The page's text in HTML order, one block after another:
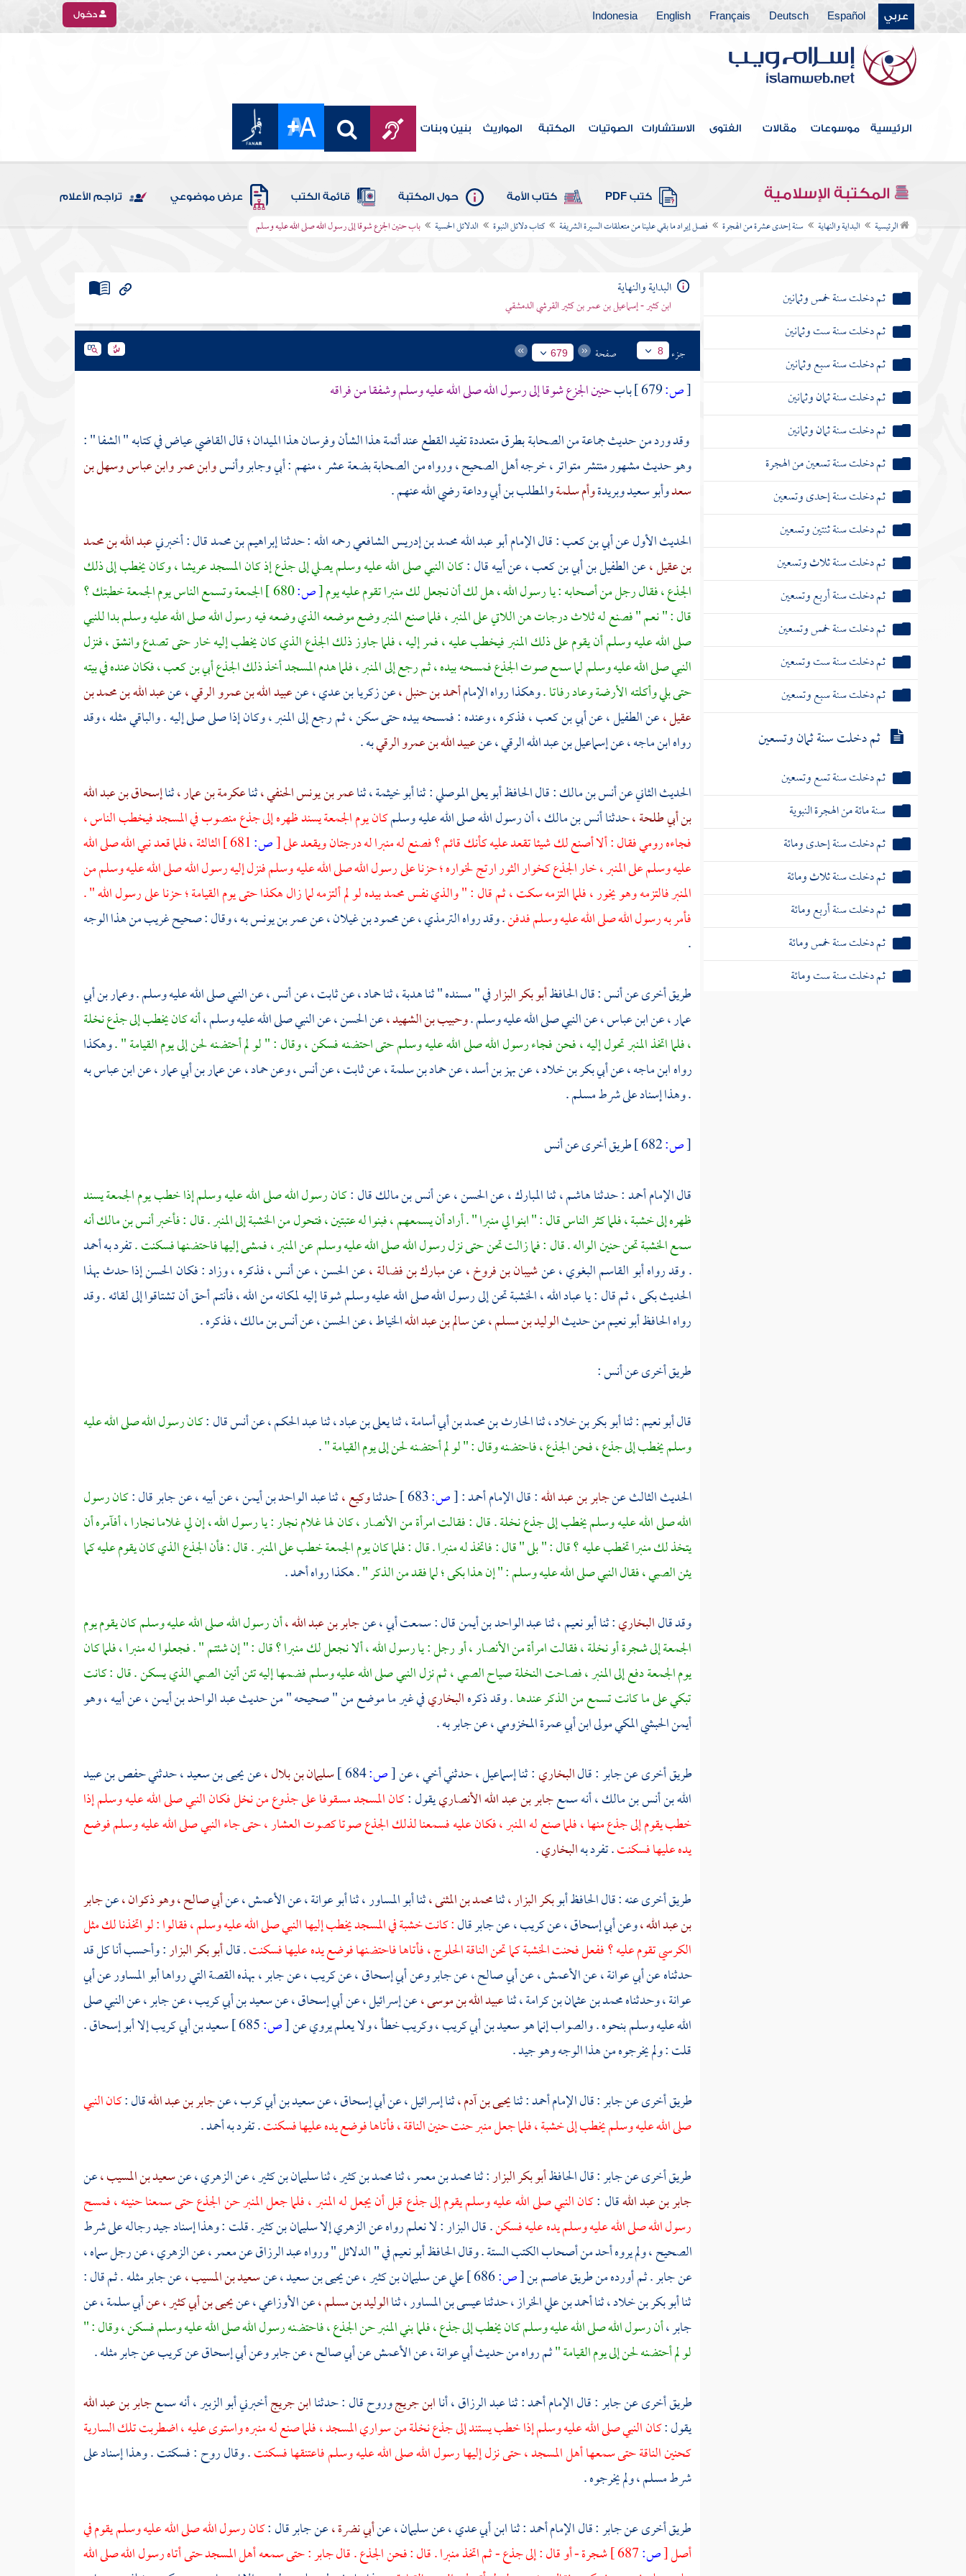
عربي Español
Deutsch
Français
English
Indonesia دخول
الرئيسية موسوعات مقالات الفتوى الاستشارات الصوتيات المكتبة المواريث بنين وبنات
المكتبة الإسلامية كتب PDF كتاب الأمة حول المكتبة قائمة الكتب عرض موضوعي تراجم الأعلام
الرئيسية البداية والنهاية سنة إحدى عشرة من الهجرة فصل إيراد ما بقي علينا من متعلقات السيرة الشريفة كتاب دلائل النبوة الدلائل الحسية باب حنين الجزع شوقا إلى رسول الله صلى الله عليه وسلم
ثم دخلت سنة ثمان وأربعين
ثم دخلت سنة تسع وأربعين
سنة خمسين من الهجرة
ثم دخلت سنة إحدى وخمسين
ثم دخلت سنة ثنتين وخمسين
ثم دخلت سنة أربع وخمسين
ثم دخلت سنة خمس وخمسين
ثم دخلت سنة ست وخمسين
ثم دخلت سنة سبع وخمسين
ثم دخلت سنة ثمان وخمسين
ثم دخلت سنة تسع وخمسين
سنة ستين من الهجرة النبوية
ثم دخلت سنة إحدى وستين
ثم دخلت سنة ثنتين وستين
ثم دخلت سنة ثلاث وستين
ثم دخلت سنة أربع وستين
ثم دخلت سنة خمس وستين
ثم دخلت سنة ست وستين
ثم دخلت سنة سبع وستين
ثم دخلت سنة ثمان وستين
ثم دخلت سنة تسع وستين
ثم دخلت سنة سبعين من الهجرة
ثم دخلت سنة إحدى وسبعين
ثم دخلت سنة ثنتين وسبعين
ثم دخلت سنة ثلاث وسبعين
البداية والنهاية
ابن كثير - إسماعيل بن عمر بن كثير القرشي الدمشقي
جزء 8 صفحة 679
[ص: بابحنين الجزع شوقا إلى رسول الله صلى الله عليه وسلم وشفقا من فراقه
وقد ورد من حديث جماعة من الصحابة بطرق متعددة تفيد القطع عند أئمة هذا الشأن وفرسان هذا الميدان ؛ قالالقاضي عياضفي كتابه " الشفا " :
وهو حديث مشهور منتشر متواتر ، خرجه أهل الصحيح ، ورواه من الصحابة بضعة عشر ، منهم :أبيوجابروأنسوابن عمروابن عباسوسهل بن
سعدوأبو سعيدوبريدةوأم سلمةوالمطلب بن أبي وداعةرضي الله عنهم .
الحديث الأول عنأبي بن كعب: قال الإمامأبو عبد الله محمد بن إدريس الشافعيرحمه الله : حدثناإبراهيم بن محمدقال : أخبرنيعبد الله بن محمد
بن عقيل ،عنالطفيل بن أبي بن كعب ،عن أبيه قال :كان النبي صلى الله عليه وسلم يصلي إلى جذع إذ كان المسجد عريشا ، وكان يخطب إلى ذلك
الجذع ، فقال رجل من أصحابه : يا رسول الله ، هل لك أن نجعل لك منبرا تقوم عليه يوم[ص:680 ]
الجمعة وتسمع الناس يوم الجمعة خطبتك ؟
قال : " نعم " فصنع له ثلاث درجات هن اللاتي على المنبر ، فلما صنع المنبر وضع موضعه الذي وضعه فيه رسول الله صلى الله عليه وسلم بدا للنبي
صلى الله عليه وسلم أن يقوم على ذلك المنبر فيخطب عليه ، فمر إليه ، فلما جاوز ذلك الجذع الذي كان يخطب إليه خار حتى تصدع وانشق ، فنزل
النبي صلى الله عليه وسلم لما سمع صوت الجذع فمسحه بيده ، ثم رجع إلى المنبر ، فلما هدم المسجد أخذ ذلك الجذع أبي بن كعب ، فكان عنده في بيته
حتى بلي وأكلته الأرضة وعاد رفاتا .وهكذا رواه الإمامأحمد بن حنبل ،عنزكريا بن عدي ،عنعبيد الله بن عمرو الرقي ،عنعبد الله بن محمد بن
عقيل ،عنالطفيل ،عنأبي بن كعب ،فذكره ، وعنده : فمسحه بيده حتى سكن ، ثم رجع إلى المنبر ، وكان إذا صلى صلى إليه . والباقي مثله ، وقد
رواهابن ماجه ،عنإسماعيل بن عبد الله الرقي ،عنعبيد الله بن عمرو الرقيبه .
الحديث الثاني عنأنس بن مالك :قال الحافظأبو يعلى الموصلي: ثناأبو خيثمة ،ثناعمر بن يونس الحنفي ،ثناعكرمة بن عمار ،ثناإسحاق بن عبد الله
بن أبي طلحة ،حدثناأنس بن مالك ،أن رسول الله صلى الله عليه وسلمكان يوم الجمعة يسند ظهره إلى جذع منصوب في المسجد فيخطب الناس ،
فجاءه رومي فقال : ألا أصنع لك شيئا تقعد عليه كأنك قائم ؟ فصنع له منبرا له درجتان ويقعد على[ص:
الثالثة ، فلما قعد نبي الله صلى الله
عليه وسلم على المنبر ، خار الجذع كخوار الثور ارتج لخواره ؛ حزنا على رسول الله صلى الله عليه وسلم فنزل إليه رسول الله صلى الله عليه وسلم من
المنبر فالتزمه وهو يخور ، فلما التزمه سكت ، ثم قال : " والذي نفسمحمدبيده لو لم ألتزمه لما زال هكذا حتى يوم القيامة ؛ حزنا على رسول الله " .
فأمر به رسول الله صلى الله عليه وسلم فدفن. وقد رواهالترمذي ،عنمحمود بن غيلان ،عنعمر بن يونسبه ، وقال : صحيح غريب من هذا الوجه
.
طريق أخرى عنأنس: قال الحافظأبو بكر البزارفي " مسنده " ثناهدبة ،ثناحماد ،عنثابت ،عنأنس ،عن النبي صلى الله عليه وسلم .وعمار بن أبي
عمار ،عنابن عباس ،عن النبي صلى الله عليه وسلم .وحبيب بن الشهيد ،عنالحسن ،عن النبي صلى الله عليه وسلم ،أنه كان يخطب إلى جذع نخلة
، فلما اتخذ المنبر تحول إليه ، فحن فجاء رسول الله صلى الله عليه وسلم حتى احتضنه فسكن ، وقال : " لو لم أحتضنه لحن إلى يوم القيامة " .وهكذا
رواهابن ماجه ،عنأبي بكر بن خلاد ،عنبهز بن أسد ،عنحماد بن سلمة ،عنثابت ،عنأنس ،وعنحماد ،عنعمار بن أبي عمار ،عنابن عباسبه
. وهذا إسناد على شرطمسلم.
[ص: طريق أخرى عنأنس
قال الإمامأحمد: حدثناهاشم ،ثناالمبارك ،عنالحسن ،عنأنس بن مالكقال :كان رسول الله صلى الله عليه وسلم إذا خطب يوم الجمعة يسند
ظهره إلى خشبة ، فلما كثر الناس قال : " ابنوا لي منبرا " . أراد أن يسمعهم ، فبنوا له عتبتين ، فتحول من الخشبة إلى المنبر . قال : فأخبر أنس بن مالك أنه
سمع الخشبة تحن حنين الواله . قال : فما زالت تحن حتى نزل رسول الله صلى الله عليه وسلم عن المنبر ، فمشى إليها فاحتضنها فسكنت .تفرد بهأحمد
. وقد رواهأبو القاسم البغوي ،عنشيبان بن فروخ ،عنمبارك بن فضالة ،عنالحسن ،عنأنس ،فذكره ، وزاد : فكانالحسنإذا حدث بهذا
الحديث بكى ، ثم قال : يا عباد الله ، الخشبة تحن إلى رسول الله صلى الله عليه وسلم شوقا إليه لمكانه من الله ، فأنتم أحق أن تشتاقوا إلى لقائه . وقد
رواه الحافظأبو نعيممن حديثالوليد بن مسلم ،عنسالم بن عبد اللهالخياط ، عنالحسن ،عنأنس بن مالك ،فذكره .
طريق أخرى عن أنس :
قالأبو نعيم: ثناأبو بكر بن خلاد ،ثناالحارث بن محمد بن أبي أسامة ،ثنايعلى بن عباد ،ثناعبد الحكم ،عنأنسقال :كان رسول الله صلى الله عليه
وسلم يخطب إلى جذع ، فحن الجذع ، فاحتضنه وقال : " لو لم أحتضنه لحن إلى يوم القيامة ".
الحديث الثالث عنجابر بن عبد الله: قال الإمامأحمد:
[ص: حدثناوكيع ،ثناعبد الواحد بن أيمن ،عن أبيه ، عنجابرقال :كان رسول
الله صلى الله عليه وسلم يخطب إلى جذع نخلة . قال : فقالت امرأة منالأنصار ،كان لها غلام نجار : يا رسول الله ، إن لي غلاما نجارا ، أفآمره أن
يتخذ لك منبرا تخطب عليه ؟ قال : " بلى " قال : فاتخذ له منبرا . قال : فلما كان يوم الجمعة خطب على المنبر . قال : فأن الجذع الذي كان يقوم عليه كما
يئن الصبي ، فقال النبي صلى الله عليه وسلم : " إن هذا بكى ؛ لما فقد من الذكر " .هكذا رواهأحمد.
وقد قالالبخاري: ثناأبو نعيم ،ثناعبد الواحد بن أيمنقال : سمعت أبي ، عنجابر بن عبد الله ،أن رسول الله صلى الله عليه وسلم كان يقوم يوم
الجمعة إلى شجرة أو نخلة ، فقالت امرأة من الأنصار ، أو رجل : يا رسول الله ، ألا نجعل لك منبرا ؟ قال : " إن شئتم " . فجعلوا له منبرا ، فلما كان
يوم الجمعة دفع إلى المنبر ، فصاحت النخلة صياح الصبي ، ثم نزل النبي صلى الله عليه وسلم فضمها إليه تئن أنين الصبي الذي يسكن . قال : كانت
تبكي على ما كانت تسمع من الذكر عندها .وقد ذكرهالبخاريفي غير ما موضع من " صحيحه " من حديثعبد الواحد بن أيمن ،عن أبيه ، وهو
أيمن الحبشي المكيمولىابن أبي عمرة المخزومي ،عنجابربه .
طريق أخرى عنجابر: قالالبخاري: ثناإسماعيل ،حدثني أخي ، عن[ص:684 ] سليمان بن بلال ،عنيحيى بن سعيد ،حدثنيحفص بن عبيد
الله بن أنس بن مالك ،أنه سمعجابر بن عبد الله الأنصارييقول :كان المسجد مسقوفا على جذوع من نخل فكان النبي صلى الله عليه وسلم إذا
خطب يقوم إلى جذع منها ، فلما صنع له المنبر ، فكان عليه فسمعنا لذلك الجذع صوتا كصوت العشار ، حتى جاء النبي صلى الله عليه وسلم فوضع
يده عليها فسكنت. تفرد بهالبخاري.
طريق أخرى عنه : قال الحافظ أبوبكر البزار ،ثنامحمد بن المثنى ،ثناأبو المساور ،ثناأبو عوانة ،عنالأعمش ،عنأبي صالح ، وهو ذكوان ،عنجابر
بن عبد الله ،وعنأبي إسحاق ،عنكريب ،عنجابرقال: كانت خشبة في المسجد يخطب إليها النبي صلى الله عليه وسلم ، فقالوا : لو اتخذنا لك مثل
الكرسي تقوم عليه ؟ ففعل فحنت الخشبة كما تحن الناقة الحلوج ، فأتاها فاحتضنها فوضع يده عليها فسكنت. قالأبو بكر البزار: وأحسب أنا كل قد
حدثناه عنأبي عوانة ،عنالأعمش ،عنأبي صالح ،عنجابروعنأبي إسحاق ،عنكريب ،عنجابر ،بهذه القصة التي رواهاأبو المساورعنأبي
عوانة ،وحدثناهمحمد بن عثمان بن كرامة ،ثناعبيد الله بن موسى ،عنإسرائيل ،عنأبي إسحاق ،عنسعيد بن أبي كريب ،عنجابر ،عن النبي صلى
الله عليه وسلم بنحوه . والصواب إنما هوسعيد بن أبي كريب ،وكريبخطأ ، ولا يعلم يروي عن[ص: سعيد بن أبي كريبإلاأبو إسحاق .
قلت : ولم يخرجوه من هذا الوجه وهو جيد .
طريق أخرى عنجابر: قال الإمامأحمد: ثنايحيى بن آدم ،ثناإسرائيل ،عنأبي إسحاق ،عنسعيد بن أبي كرب ،عنجابر بن عبد اللهقال :كان النبي
صلى الله عليه وسلم يخطب إلى خشبة ، فلما جعل منبر حنت حنين الناقة ، فأتاها فوضع يده عليها فسكنت. تفرد بهأحمد.
طريق أخرى عنجابر: قال الحافظأبو بكر البزار: ثنامحمد بن معمر ،ثنامحمد بن كثير ،ثناسليمان بن كثير ،عنالزهري ،عنسعيد بن المسيب ،عن
جابر بن عبد اللهقال :كان النبي صلى الله عليه وسلم يقوم إلى جذع قبل أن يجعل له المنبر ، فلما جعل المنبر حن الجذع حتى سمعنا حنينه ، فمسح
رسول الله صلى الله عليه وسلم يده عليه فسكن. قالالبزار: لا نعلم رواه عنالزهريإلاسليمان بن كثير. قلت : وهذا إسناد جيد رجاله على شرط
الصحيح ، ولم يروه أحد من أصحاب الكتب الستة . وقال الحافظأبو نعيمفي " الدلائل " ورواهعبد الرزاقعنمعمر ،عنالزهري ،عن رجل سماه ،
عنجابر. ثم أورده من طريقعاصم بن[ص: عليعنسليمان بن كثير ،عنيحيى بن سعيد ،عنسعيد بن المسيب ،عنجابرمثله . ثم قال :
ثناأبو بكر بن خلاد ،ثناأحمد بن علي الخراز ،حدثناعيسى بن المساور ،ثناالوليد بن مسلم ،عنالأوزاعي ،عنيحيى بن أبي كثير ، عنأبي سلمة ،عن
جابر ،أن رسول الله صلى الله عليه وسلم كان يخطب إلى جذع ، فلما بني المنبر حن الجذع ، فاحتضنه رسول الله صلى الله عليه وسلم فسكن ، وقال : "
لو لم أحتضنه لحن إلى يوم القيامة "ثم رواه من حديثأبي عوانة ،عنالأعمشعنأبي صالح ،عنجابروعنأبي إسحاقعنكريبعنجابرمثله .
طريق أخرى عنجابر: قال الإمامأحمد: ثناعبد الرزاق ،أناابن جريجوروحقال : حدثناابن جريجأخبرنيأبو الزبير ،أنه سمعجابر بن عبد الله
يقول :كان النبي صلى الله عليه وسلم إذا خطب يستند إلى جذع نخلة من سواري المسجد ، فلما صنع له منبره واستوى عليه ، اضطربت تلك السارية
كحنين الناقة حتى سمعها أهل المسجد ، حتى نزل إليها رسول الله صلى الله عليه وسلم فاعتنقها فسكنت. وقال روح : فسكتت . وهذا إسناد على
شرطمسلم ،ولم يخرجوه .
طريق أخرى عنجابر: قال الإمامأحمد: ثناابن أبي عدي ،عنسليمان ،عنأبي نضرة ،عنجابرقال :كان رسول الله صلى الله عليه وسلم يقوم في
أصل[ص: شجرة - أو قال : إلى جذع - ثم اتخذ منبرا . قال : فحن الجذع . قالجابر: حتى سمعه أهل المسجد حتى أتاه رسول الله صلى الله